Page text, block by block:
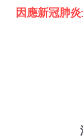
精
財
高雄藝
海
超跑賽事
一年期
新聞報導
简体
因應新冠肺